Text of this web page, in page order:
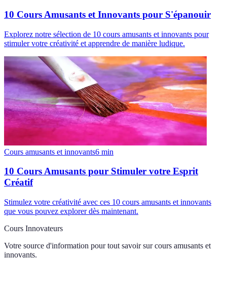
10 Cours Amusants et Innovants pour S'épanouir
Explorez notre sélection de 10 cours amusants et innovants pour
stimuler votre créativité et apprendre de manière ludique.
Cours amusants et innovants6 min
10 Cours Amusants pour Stimuler votre Esprit
Créatif
Stimulez votre créativité avec ces 10 cours amusants et innovants
que vous pouvez explorer dès maintenant.
Cours Innovateurs
Votre source d'information pour tout savoir sur cours amusants et
innovants.